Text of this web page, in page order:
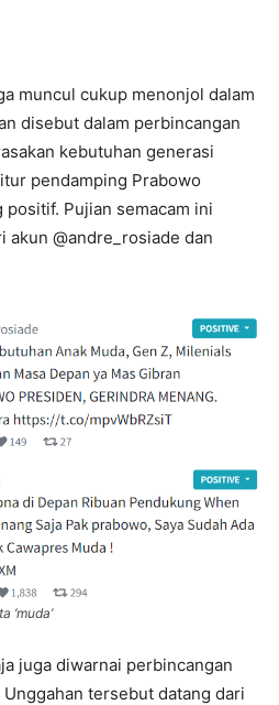
muncul cukup menonjol dalam
disebut dalam perbincangan
kebutuhan generasi
pendamping Prabowo
Pujian semacam ini
@andre_rosiade dan
‘muda’
juga diwarnai perbincangan
tersebut datang dari